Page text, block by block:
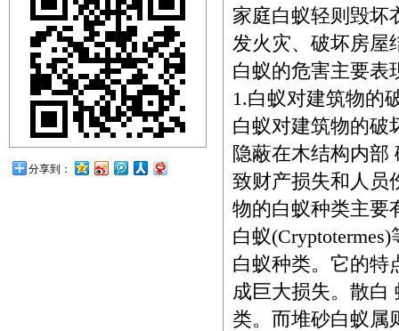
分享到：
家庭白蚁轻则毁坏
发火灾、破坏房屋
白蚁的危害主要表
1.白蚁对建筑物的
白蚁对建筑物的破
隐蔽在木结构内部
致财产损失和人员
物的白蚁种类主要
白蚁
白蚁种类。它的特
成巨大损失。散白
类。而堆砂白蚁属